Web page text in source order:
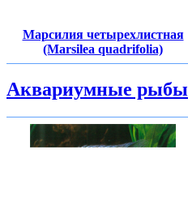
Марсилия четырехлистная
(Marsilea quadrifolia)
Аквариумные рыбы